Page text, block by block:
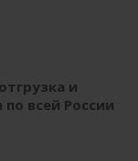
и
по всей России